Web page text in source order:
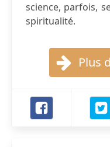
science, parfois,
spiritualité.
Plus